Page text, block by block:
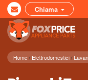
Chiama
Home Elettrodomestici